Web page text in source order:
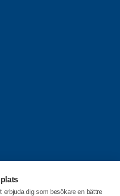
dig som besökare en bättre